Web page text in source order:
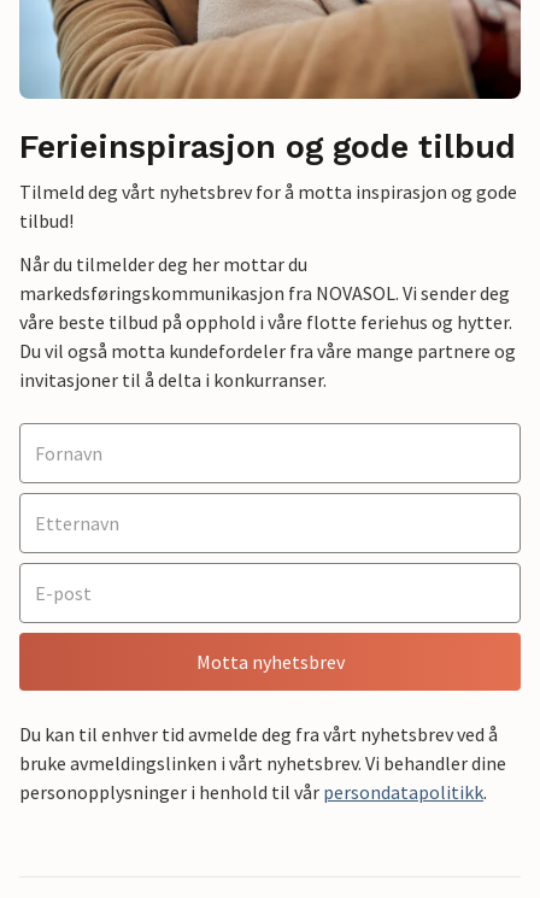
Ferieinspirasjon og gode tilbud
Tilmeld deg vårt nyhetsbrev for å motta inspirasjon og gode
tilbud!
Når du tilmelder deg her mottar du
markedsføringskommunikasjon fra NOVASOL. Vi sender deg
våre beste tilbud på opphold i våre flotte feriehus og hytter.
Du vil også motta kundefordeler fra våre mange partnere og
invitasjoner til å delta i konkurranser.
Motta nyhetsbrev
Du kan til enhver tid avmelde deg fra vårt nyhetsbrev ved å
bruke avmeldingslinken i vårt nyhetsbrev. Vi behandler dine
personopplysninger i henhold til vår persondatapolitikk.